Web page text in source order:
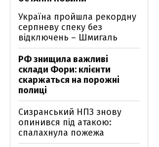
Україна пройшла рекордну
серпневу спеку без
відключень – Шмигаль
РФ знищила важливі
склади Фори: клієнти
скаржаться на порожні
полиці
Сизранський НПЗ знову
опинився під атакою:
спалахнула пожежа